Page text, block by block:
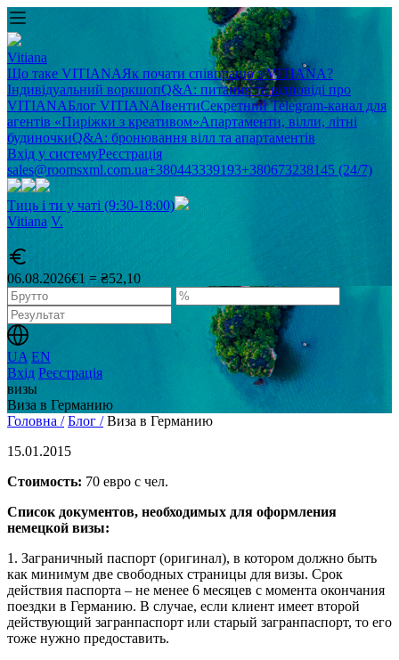
Vitiana
Що таке VITIANAЯк почати співпрацю з VITIANA?
Індивідуальний воркшопQ&A: питання та відповіді про
VITIANAБлог VITIANAІвентиСекретний Telegram-канал для
агентів «Пиріжки з креативом»Апартаменти, вілли, літні
будиночкиQ&A: бронювання вілл та апартаментів
Вхід у системуРеєстрація
sales@roomsxml.com.ua+380443339193+380673238145 (24/7)
Тиць і ти у чаті (9:30-18:00)
Vitiana V.
06.08.2026€1 = ₴52,10
UA EN
Вхід Реєстрація
визы
Виза в Германию
Головна / Блог / Виза в Германию
15.01.2015
Стоимость: 70 евро с чел.
Список документов, необходимых для оформления
немецкой визы:
1. Заграничный паспорт (оригинал), в котором должно быть
как минимум две свободных страницы для визы. Срок
действия паспорта – не менее 6 месяцев с момента окончания
поездки в Германию. В случае, если клиент имеет второй
действующий загранпаспорт или старый загранпаспорт, то его
тоже нужно предоставить.